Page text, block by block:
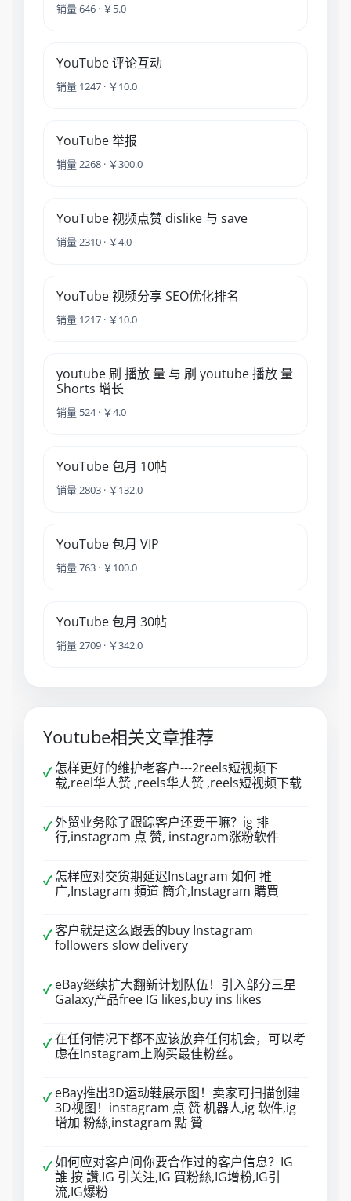
销量 646 · ￥5.0
YouTube 评论互动
销量 1247 · ￥10.0
YouTube 举报
销量 2268 · ￥300.0
YouTube 视频点赞 dislike 与 save
销量 2310 · ￥4.0
YouTube 视频分享 SEO优化排名
销量 1217 · ￥10.0
youtube 刷 播放 量 与 刷 youtube 播放 量
Shorts 增长
销量 524 · ￥4.0
YouTube 包月 10帖
销量 2803 · ￥132.0
YouTube 包月 VIP
销量 763 · ￥100.0
YouTube 包月 30帖
销量 2709 · ￥342.0
Youtube相关文章推荐
✓ 怎样更好的维护老客户---2reels短视频下
载,reel华人赞 ,reels华人赞 ,reels短视频下载
✓外贸业务除了跟踪客户还要干嘛？ig 排
行,instagram 点 赞, instagram涨粉软件
✓ 怎样应对交货期延迟Instagram 如何 推
广,Instagram 頻道 簡介,Instagram 購買
✓客户就是这么跟丢的buy Instagram
followers slow delivery
✓ eBay继续扩大翻新计划队伍！引入部分三星
Galaxy产品free IG likes,buy ins likes
✓在任何情况下都不应该放弃任何机会，可以考
虑在Instagram上购买最佳粉丝。
✓ eBay推出3D运动鞋展示图！卖家可扫描创建
3D视图！instagram 点 赞 机器人,ig 软件,ig
增加 粉絲,instagram 點 贊
✓如何应对客户问你要合作过的客户信息？IG
誰 按 讚,IG 引关注,IG 買粉絲,IG增粉,IG引
流,IG爆粉